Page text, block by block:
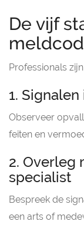
De vijf
Professionals
1.
Observeer
feiten en
2. Overleg
specialist
Bespreek de
een arts of